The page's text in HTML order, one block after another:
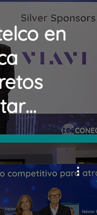
en
e IA